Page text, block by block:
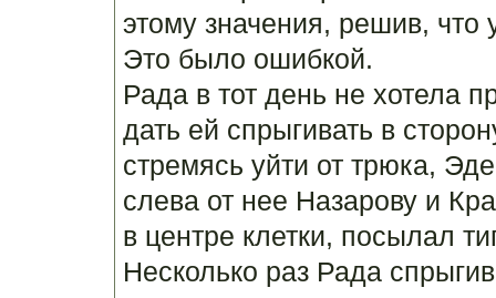
этому значения, решив, что
Это было ошибкой.
Рада в тот день не хотела
дать ей спрыгивать в
стремясь уйти от трюка,
слева от нее Назарову и
в центре клетки, посылал
Несколько раз Рада